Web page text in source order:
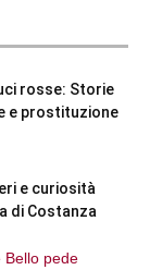
rosse: Storie
e prostituzione
e curiosità
di Costanza